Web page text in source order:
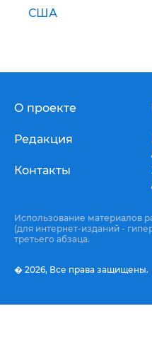
США
О проекте
Редакция
Контакты
Использование материалов
(для интернет-изданий -
третьего абзаца.
� 2026, Все права защищены.